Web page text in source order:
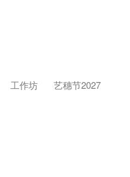
工作坊 艺穗节2027